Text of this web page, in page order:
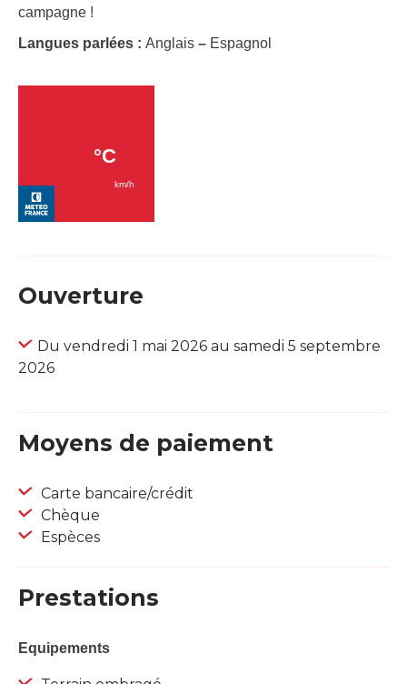
campagne !
Langues parlées : Anglais – Espagnol
Ouverture
Du vendredi 1 mai 2026 au samedi 5 septembre
2026
Moyens de paiement
Carte bancaire/crédit
Chèque
Espèces
Prestations
Equipements